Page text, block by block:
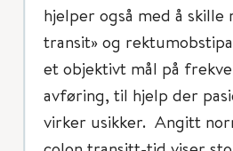
hjelper også med å skille
transit» og
et objektivt mål på
avføring, til hjelp der
virker usikker. Angitt